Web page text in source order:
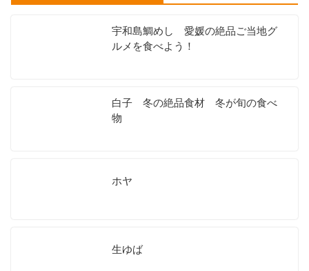
宇和島鯛めし 愛媛の絶品ご当地グ
ルメを食べよう！
白子 冬の絶品食材 冬が旬の食べ
物
ホヤ
生ゆば